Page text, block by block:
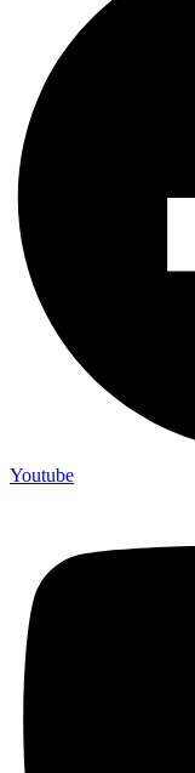
Youtube